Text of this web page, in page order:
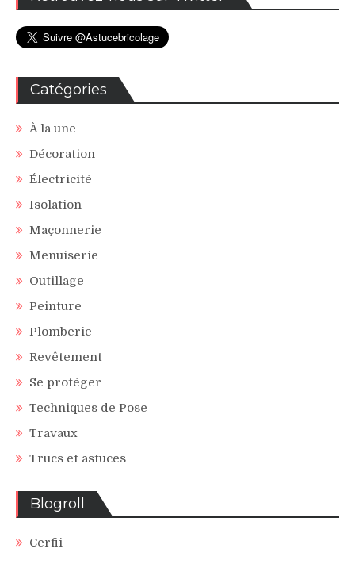
Catégories
À la une
Décoration
Électricité
Isolation
Maçonnerie
Menuiserie
Outillage
Peinture
Plomberie
Revêtement
Se protéger
Techniques de Pose
Travaux
Trucs et astuces
Blogroll
Cerfii